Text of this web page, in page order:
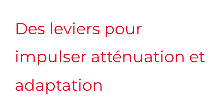
Des leviers pour
impulser atténuation et
adaptation